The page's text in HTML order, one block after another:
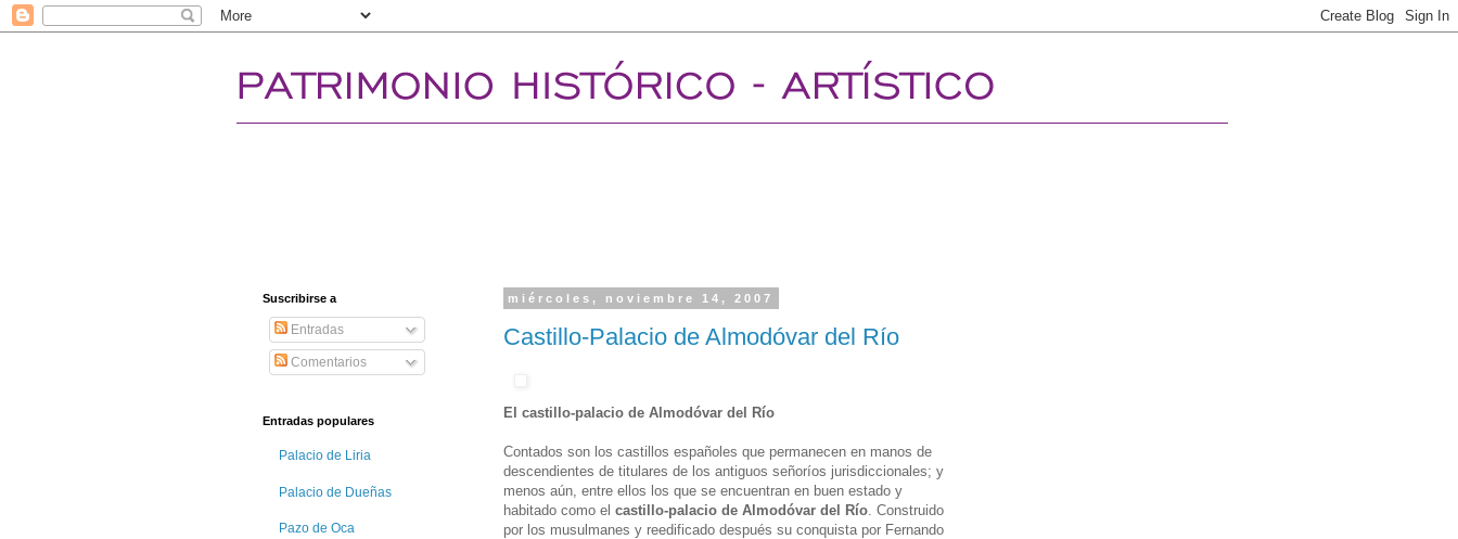
miércoles, noviembre 14, 2007
Castillo-Palacio de Almodóvar del Río
El castillo-palacio de Almodóvar del Río
Contados son los castillos españoles que permanecen en manos de
descendientes de titulares de los antiguos señoríos jurisdiccionales; y
menos aún, entre ellos los que se encuentran en buen estado y
habitado como el castillo-palacio de Almodóvar del Río . Construido
por los musulmanes y reedificado después su conquista por Fernando
Suscribirse a
Entradas
Comentarios
Entradas populares
Palacio de Liria
Palacio de Dueñas
Pazo de Oca